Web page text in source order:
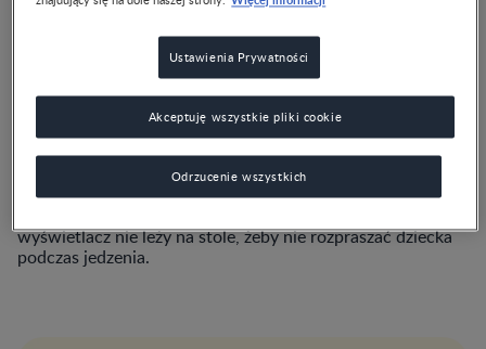
wyświetlacz nie leży na stole, żeby nie rozpraszać dziecka
podczas jedzenia.